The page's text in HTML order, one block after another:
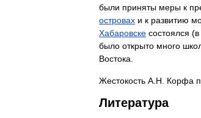
были приняты меры к
островах и к развитию
Хабаровске состоялся (в
было открыто много
Востока
Жестокость А Н Корфа
Литература